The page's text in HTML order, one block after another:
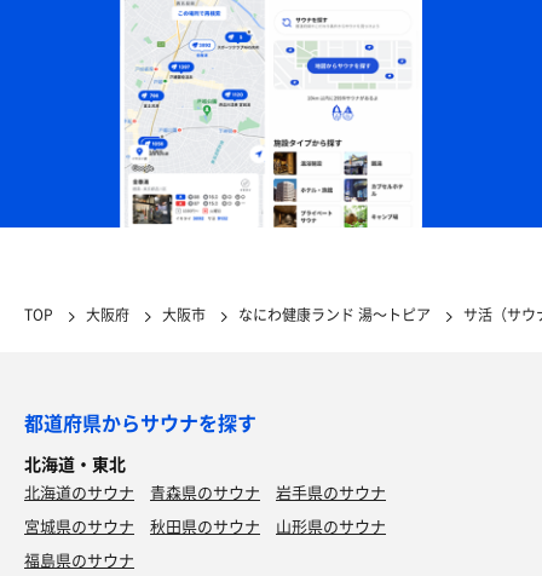
TOP 大阪府 大阪市 なにわ健康ランド 湯〜トピア サ活（サウ
都道府県からサウナを探す
北海道・東北
北海道のサウナ 青森県のサウナ
岩手県のサウナ
宮城県のサウナ
秋田県のサウナ
山形県のサウナ
福島県のサウナ